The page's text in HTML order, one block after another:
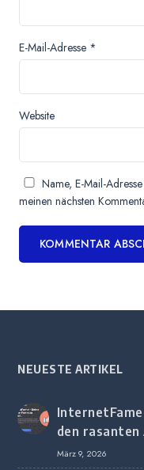
E-Mail-Adresse *
Website
Name, E-Mail-
meinen nächsten
NEUESTE ARTIKEL
den
digitalem
März 9, 2026